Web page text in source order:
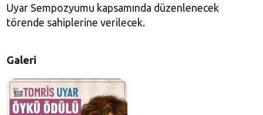
Uyar Sempozyumu kapsamında düzenlenecek
törende sahiplerine verilecek.
Galeri